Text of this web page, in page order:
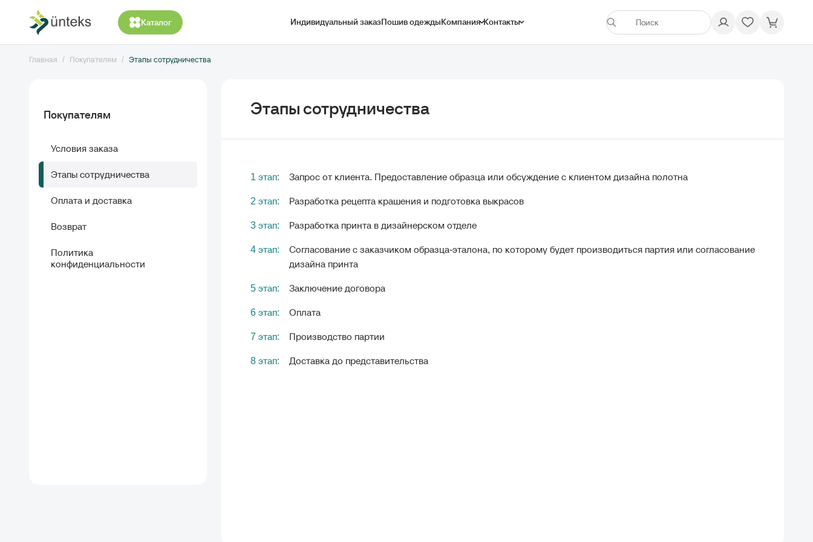
Каталог Индивидуальный заказПошив одеждыКомпания Контакты
Главная Покупателям Этапы сотрудничества
Покупателям
Условия заказа
Этапы сотрудничества
Оплата и доставка
Возврат
Политика
конфиденциальности
Этапы сотрудничества
1 этап:
Запрос от клиента. Предоставление образца или обсуждение с клиентом дизайна полотна
2 этап:
Разработка рецепта крашения и подготовка выкрасов
3 этап:
Разработка принта в дизайнерском отделе
4 этап:
Согласование с заказчиком образца-эталона, по которому будет производиться партия или согласование
дизайна принта
5 этап:
Заключение договора
6 этап:
Оплата
7 этап:
Производство партии
8 этап:
Доставка до представительства